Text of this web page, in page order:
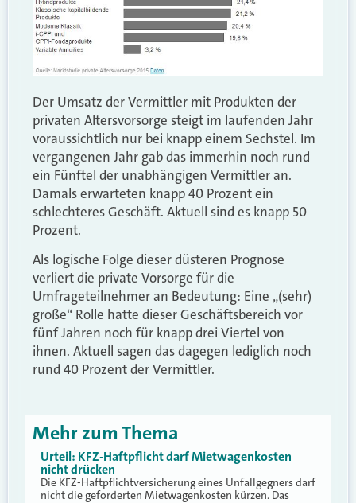
Der Umsatz der Vermittler mit Produkten der
privaten Altersvorsorge steigt im laufenden Jahr
voraussichtlich nur bei knapp einem Sechstel. Im
vergangenen Jahr gab das immerhin noch rund
ein Fünftel der unabhängigen Vermittler an.
Damals erwarteten knapp 40 Prozent ein
schlechteres Geschäft. Aktuell sind es knapp 50
Prozent.
Als logische Folge dieser düsteren Prognose
verliert die private Vorsorge für die
Umfrageteilnehmer an Bedeutung: Eine „(sehr)
große“ Rolle hatte dieser Geschäftsbereich vor
fünf Jahren noch für knapp drei Viertel von
ihnen. Aktuell sagen das dagegen lediglich noch
rund 40 Prozent der Vermittler.
Mehr zum Thema
Urteil: KFZ-Haftpflicht darf Mietwagenkosten
nicht drücken
Die KFZ-Haftpflichtversicherung eines Unfallgegners darf
nicht die geforderten Mietwagenkosten kürzen. Das